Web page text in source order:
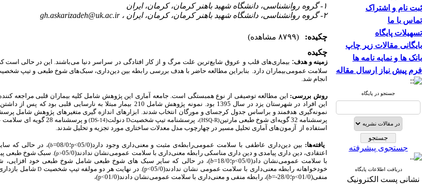
ثبت نام و اشتراک
تماس با ما
تسهیلات پایگاه
بایگانی مقالات زیر چاپ
بانک ها و نمایه نامه ها
فرم پیش نیاز ارسال مقاله
جستجو در پایگاه
جستجوی پیشرفته
دریافت اطلاعات پایگاه
نشانی پست الکترونیک
۱- گروه روانشناسی، دانشگاه شهید باهنر کرمان، کرمان، ایران
۲- گروه روانشناسی، دانشگاه شهید باهنر کرمان، کرمان، ایران ،
gh.askarizadeh@uk.ac.ir
چکیده:
(۸۷۹۹ مشاهده)
چکیده
زمینه و هدف: بیماریهای قلب و عروق شایع‌ترین علت مرگ و از کار افتادگی در سراسر دنیا می‌باشند. این در حالی است
سلامت عمومی‌بیماران دارد. بنابراین مطالعه حاضر با هدف بررسی رابطه بین دین‌داری، سبک‌های شوخ طبعی و تیپ
انجام شد.
روش بررسی: این مطالعه توصیفی از نوع همبستگی است. جامعه آماری این پژوهش شامل کلیه بیماران قلبی مراجعه
این افراد در شهرستان یزد در سال 1395 بود. نمونه پژوهش شامل 210 بیمار مبتلا به
پرسشنامه 32 گویه‌ای شوخ طبعی مارتین
(
HSQ-R
)، پرسشنامه تیپ شخصیتD دنولت(
DS-14
)و پرسشنامه 28 گویه ای سلامت عمومی‌گلدبرگ
استفاده از آزمون‌های آماری تحلیل مسیر در چهارچوب مدل معدلات ساختاری مورد تجزیه و تحلیل شدند.
یافته‌ها: بین دین‌داری عاطفی با سلامت عمومی‌رابطه‌ی مثبت و معنی‌داری وجود دارد(
05/0
>
p؛08/0
=
b
)، در حالی که
اعتقادی، دین داری پیامدی و دین داری مناسکی رابطه معنی‌‌داری با سلامت عمومی‌نشان ندادند(05/0
<
p). سبک شوخ طبعی
با سلامت عمومی‌نشان داد(
05/0
>
p؛18/0
=
b)، در حالی که سایر سبک های شوخ طبعی شامل شوخ طبعی خود افزایی،
خودخواهانه رابطه معنی‌داری با سلامت عمومی‌ نشان ندادند(05/0
>
p). در نهایت هر دو مولفه تیپ شخصیت Dشامل
منفی(
01/0
>
p؛28/0-
=
b)، رابطه منفی و معنی‌داری با سلامت عمومی‌نشان دادند(
01/0
>
p)،